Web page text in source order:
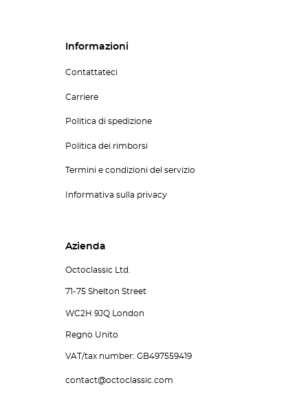
Informazioni
Contattateci
Carriere
Politica di spedizione
Politica dei rimborsi
Termini e condizioni del servizio
Informativa sulla privacy
Azienda
Octoclassic Ltd.
71-75 Shelton Street
WC2H 9JQ London
Regno Unito
VAT/tax number: GB497559419
contact@octoclassic.com